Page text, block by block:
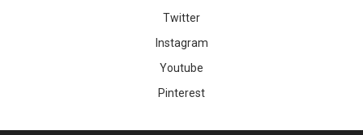
Twitter
Instagram
Youtube
Pinterest